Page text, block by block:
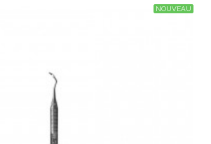
NOUVEAU